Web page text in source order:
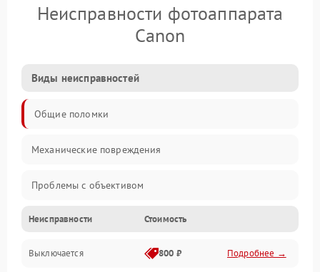
Неисправности фотоаппарата
Canon
Виды неисправностей
Общие поломки
Механические повреждения
Проблемы с объективом
Электронные ошибки
Механические проблемы
Неисправности Стоимость
Выключается 800 ₽ Подробнее →